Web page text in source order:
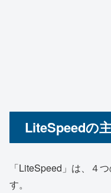
LiteSpeedの
「LiteSpeed」は、４
す。